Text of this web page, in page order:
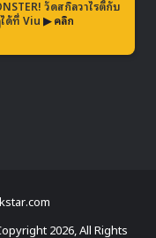
2026, All Rights